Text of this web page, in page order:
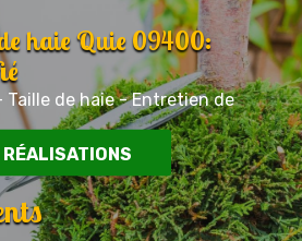
haie Quie 09400:
de haie - Entretien de
RÉALISATIONS